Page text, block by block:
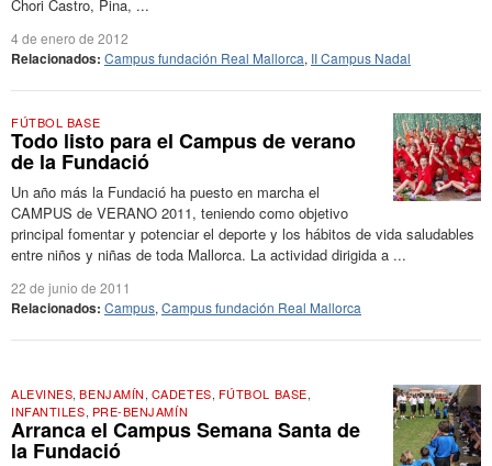
Chori Castro, Pina, ...
4 de enero de 2012
Relacionados: Campus fundación Real Mallorca, II Campus Nadal
FÚTBOL BASE
Todo listo para el Campus de verano
de la Fundació
Un año más la Fundació ha puesto en marcha el
CAMPUS de VERANO 2011, teniendo como objetivo
principal fomentar y potenciar el deporte y los hábitos de vida saludables
entre niños y niñas de toda Mallorca. La actividad dirigida a ...
22 de junio de 2011
Relacionados: Campus, Campus fundación Real Mallorca
ALEVINES,BENJAMÍN, CADETES, FÚTBOL BASE,
INFANTILES, PRE-BENJAMÍN
Arranca el Campus Semana Santa de
la Fundació